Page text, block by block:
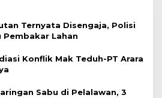
Ternyata Disengaja, Polisi
Lahan
Konflik Mak Teduh-PT Arara
Sabu di Pelalawan, 3